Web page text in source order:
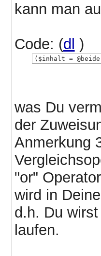
kann man
Code: (dl )
($inhalt =
was Du
der
Anmerkung
"or"
wird in
d.h. Du
laufen.